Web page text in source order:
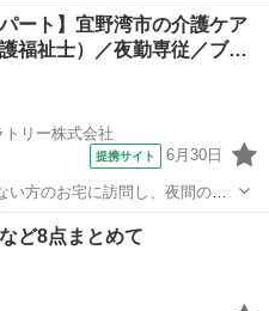
ート】宜野湾市の介護ケア
福祉士）／夜勤専従／ブ…
トリー株式会社
提携サイト 6月30日
い方のお宅に訪問し、夜間の見
。 【サービス】 訪
その他
ど8点まとめて